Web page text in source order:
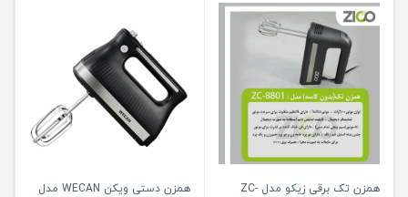
همزن تک برقی زیکو مدل ZC-
همزن دستی ویکن WECAN مدل